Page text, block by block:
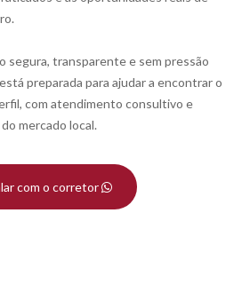
segura, transparente e sem pressão
preparada para ajudar a encontrar o
com atendimento consultivo e
mercado local.
com o corretor